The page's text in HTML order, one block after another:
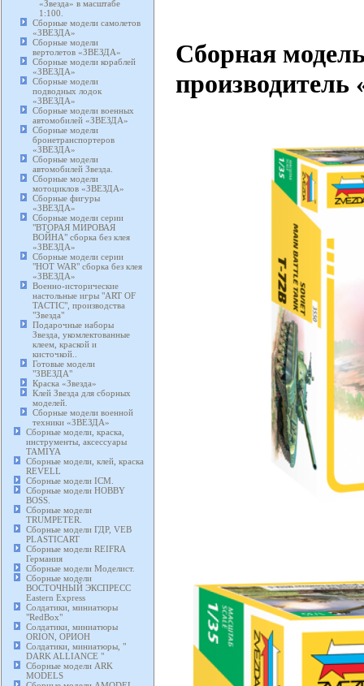
«Звезда» в масштабе
1:100.
Сборные модели самолетов
«ЗВЕЗДА»
Сборные модели
вертолетов «ЗВЕЗДА»
Сборные модели кораблей
«ЗВЕЗДА»
Сборные модели
подводных лодок
«ЗВЕЗДА»
Сборные модели военных
автомобилей «ЗВЕЗДА»
Сборные модели
бронетранспортеров
«ЗВЕЗДА»
Сборные модели
автомобилей Звезда.
Сборные модели
мотоциклов «ЗВЕЗДА»
Сборные фигуры
«ЗВЕЗДА»
Сборные модели серии
"ВТОРАЯ МИРОВАЯ
ВОЙНА" сборка без клея
«ЗВЕЗДА»
Сборные модели серии
"HOT WAR" сборка без клея
«ЗВЕЗДА»
Военно-исторические
настольные игры "ART OF
TACTIC", производства
"Звезда"
Подарочные наборы
Звезда, укомлектованные
клеем, краской и
кисточкой..
Готовые модели
"ЗВЕЗДА"
Краска «Звезда»
Клей Звезда для сборных
моделей.
Сборные модели военной
техники «ЗВЕЗДА»
Сборные модели, краска,
инструменты, аксессуары
TAMIYA
Сборные модели, клей, краска
REVELL
Сборные модели ICM.
Сборные модели HOBBY
BOSS.
Сборные модели
TRUMPETER.
Сборные модели ГДР, VEB
PLASTICART
Сборные модели REIFRA
Германия
Сборные модели Моделист.
Сборные модели
ВОСТОЧНЫЙ ЭКСПРЕСС
Eastern Express
Солдатики, миниатюры
"RedBox"
Солдатики, миниатюры
ORION, ОРИОН
Солдатики, миниатюры, "
DARK ALLIANCE "
Сборные модели ARK
MODELS
Сборная
производитель